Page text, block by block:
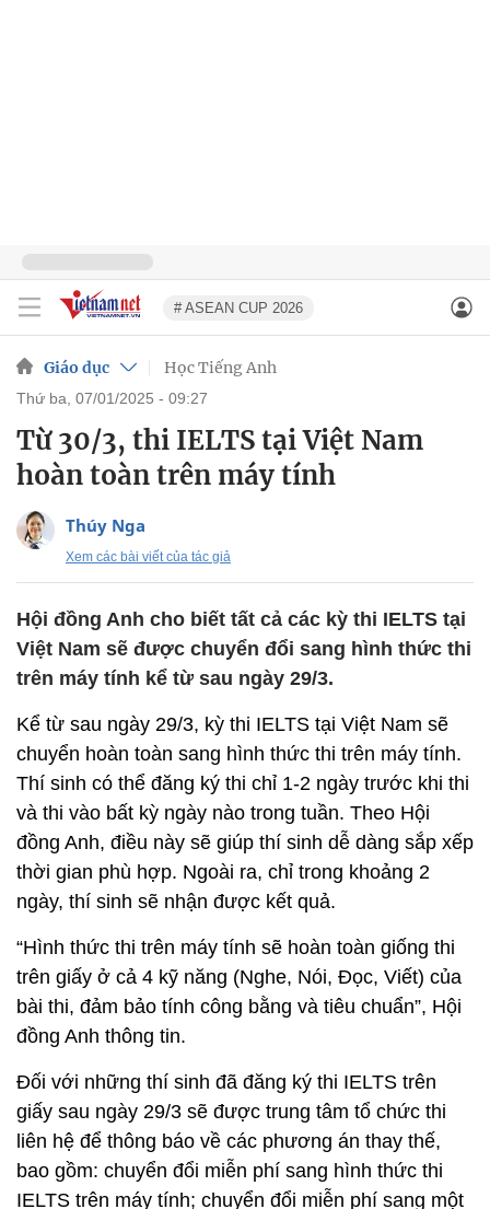
# ASEAN CUP 2026
Giáo dục Học Tiếng Anh
thứ ba, 07/01/2025 - 09:27
Từ 30/3, thi IELTS tại Việt Nam
hoàn toàn trên máy tính
Thúy Nga
Xem các bài viết của tác giả
Hội đồng Anh cho biết tất cả các kỳ thi IELTS tại
Việt Nam sẽ được chuyển đổi sang hình thức thi
trên máy tính kể từ sau ngày 29/3.
Kể từ sau ngày 29/3, kỳ thi IELTS tại Việt Nam sẽ
chuyển hoàn toàn sang hình thức thi trên máy tính.
Thí sinh có thể đăng ký thi chỉ 1-2 ngày trước khi thi
và thi vào bất kỳ ngày nào trong tuần. Theo Hội
đồng Anh, điều này sẽ giúp thí sinh dễ dàng sắp xếp
thời gian phù hợp. Ngoài ra, chỉ trong khoảng 2
ngày, thí sinh sẽ nhận được kết quả.
“Hình thức thi trên máy tính sẽ hoàn toàn giống thi
trên giấy ở cả 4 kỹ năng (Nghe, Nói, Đọc, Viết) của
bài thi, đảm bảo tính công bằng và tiêu chuẩn”, Hội
đồng Anh thông tin.
Đối với những thí sinh đã đăng ký thi IELTS trên
giấy sau ngày 29/3 sẽ được trung tâm tổ chức thi
liên hệ để thông báo về các phương án thay thế,
bao gồm: chuyển đổi miễn phí sang hình thức thi
IELTS trên máy tính; chuyển đổi miễn phí sang một